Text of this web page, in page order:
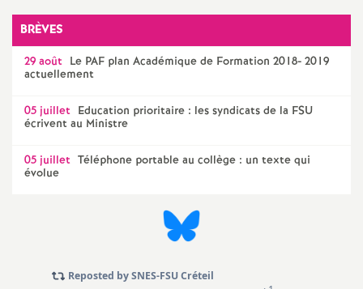
m
e
n
t
BRÈVES
29 août Le PAF plan Académique de Formation 2018- 2019
actuellement
05 juillet Education prioritaire : les syndicats de la FSU
écrivent au Ministre
05 juillet Téléphone portable au collège : un texte qui
évolue